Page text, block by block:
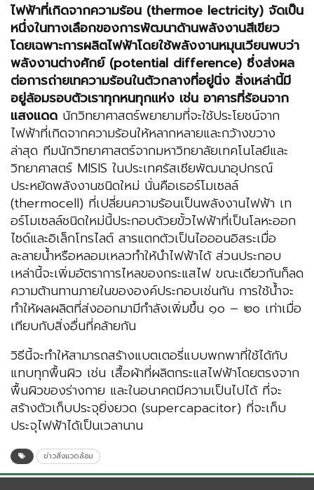
ไฟฟ้าที่เกิดจากความร้อน (thermoe lectricity) จัดเป็น
หนึ่งในทางเลือกของการพัฒนาด้านพลังงานสีเขียว
โดยเฉพาะการผลิตไฟฟ้าโดยใช้พลังงานหมุนเวียนพบว่า
พลังงานต่างศักย์ (potential difference) ซึ่งส่งผล
ต่อการถ่ายเทความร้อนในตัวกลางที่อยู่นิ่ง สิ่งเหล่านี้มี
อยู่ล้อมรอบตัวเราทุกหนทุกแห่ง เช่น อาคารที่ร้อนจาก
แสงแดด นักวิทยาศาสตร์พยายามที่จะใช้ประโยชน์จาก
ไฟฟ้าที่เกิดจากความร้อนให้หลากหลายและกว้างขวาง
ล่าสุด ทีมนักวิทยาศาสตร์จากมหาวิทยาลัยเทคโนโลยีและ
วิทยาศาสตร์ MISIS ในประเทศรัสเซียพัฒนาอุปกรณ์
ประหยัดพลังงานชนิดใหม่ นั่นคือเธอร์โมเซลล์
(thermocell) ที่เปลี่ยนความร้อนเป็นพลังงานไฟฟ้า เท
อร์โมเซลล์ชนิดใหม่นี้ประกอบด้วยขั้วไฟฟ้าที่เป็นโลหะออก
ไซด์และอิเล็กโทรไลต์ สารแตกตัวเป็นไอออนอิสระเมื่อ
ละลายน้ำหรือหลอมเหลวทำให้นำไฟฟ้าได้ ส่วนประกอบ
เหล่านี้จะเพิ่มอัตราการไหลของกระแสไฟ ขณะเดียวกันก็ลด
ความต้านทานภายในขององค์ประกอบเช่นกัน การใช้น้ำจะ
ทำให้ผลผลิตที่ส่งออกมามีกำลังเพิ่มขึ้น ๑๐ – ๒๐ เท่าเมื่อ
เทียบกับสิ่งอื่นที่คล้ายกัน
วิธีนี้จะทำให้สามารถสร้างแบตเตอรี่แบบพกพาที่ใช้ได้กับ
แทบทุกพื้นผิว เช่น เสื้อผ้าที่ผลิตกระแสไฟฟ้าโดยตรงจาก
พื้นผิวของร่างกาย และในอนาคตมีความเป็นไปได้ ที่จะ
สร้างตัวเก็บประจุยิ่งยวด (supercapacitor) ที่จะเก็บ
ประจุไฟฟ้าได้เป็นเวลานาน
ข่าวสิ่งแวดล้อม